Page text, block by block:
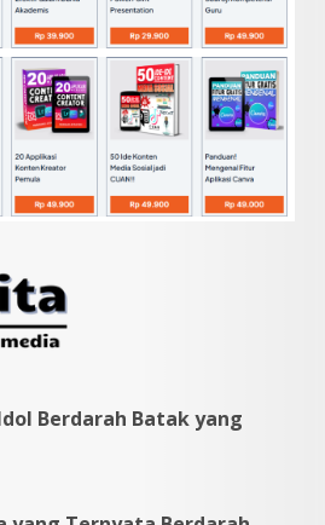
Berdarah Batak yang